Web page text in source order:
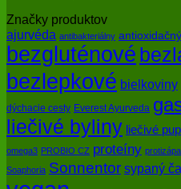
Značky produktov
ajurvéda antibakteriálny antioxidačný
bezgluténové
bezlepkové bielkoviny
dýchacie cesty Everest Ayurveda
liečivé byliny liečivé
omega3 PROBIO CZ proteíny
Soaphoria Sonnentor sypaný